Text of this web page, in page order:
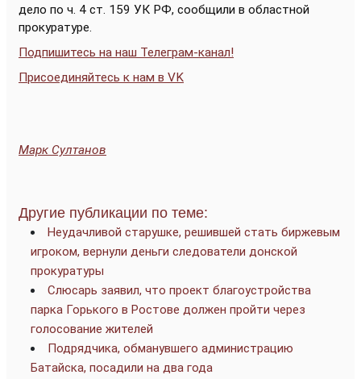
дело по ч. 4 ст. 159 УК РФ, сообщили в областной
прокуратуре.
Подпишитесь на наш Телеграм-канал!
Присоединяйтесь к нам в VK
Марк Султанов
Другие публикации по теме:
Неудачливой старушке, решившей стать биржевым
игроком, вернули деньги следователи донской
прокуратуры
Слюсарь заявил, что проект благоустройства
парка Горького в Ростове должен пройти через
голосование жителей
Подрядчика, обманувшего администрацию
Батайска, посадили на два года